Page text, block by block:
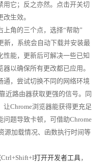
用它；反之亦然。点击开关切
生效。
角的三个点，选择“帮助”
新，系统会自动下载并安装最
能，更新后可解决一些已知
以确保所有更改都已应用。
通，尝试切换不同的网络环境
近路由器获取更强的信号。同
Chrome浏览器能获得更充足
题导致卡顿，可借助Chrome
源加载情况、函数执行时间等
打开开发者工具，